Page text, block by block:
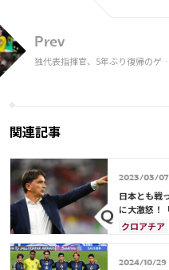
Prev
独代表指揮官、5年ぶり復帰のゲッ
関連記事
2023/03/07
日本とも戦
に大激怒！
クロアチア
ベルギー
2024/10/29